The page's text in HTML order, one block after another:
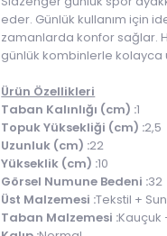
eder. Günlük kullanım için
zamanlarda konfor sağlar.
günlük kombinlerle kolayca
Ürün Özellikleri
Taban Kalınlığı (cm) :1
Topuk Yüksekliği (cm) :2,5
Uzunluk (cm) :22
Yükseklik (cm) :10
Görsel Numune Bedeni :32
Üst Malzemesi :Tekstil +
Taban Malzemesi :Kauçuk